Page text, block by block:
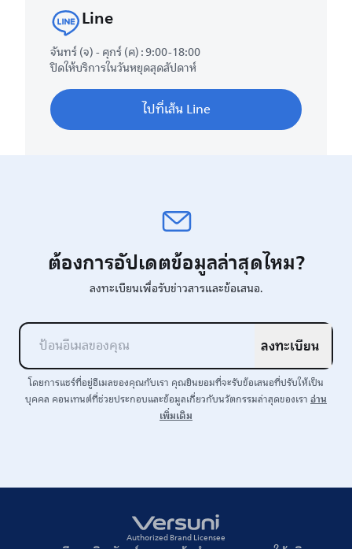
Line
จันทร์ (จ) - ศุกร์ (ศ) : 9:00-18:00
ปิดให้บริการในวันหยุดสุดสัปดาห์
ไปที่เส้น Line
ต้องการอัปเดตข้อมูลล่าสุดไหม?
ลงทะเบียนเพื่อรับข่าวสารและข้อเสนอ.
ลงทะเบียน
โดยการแชร์ที่อยู่อีเมลของคุณกับเรา คุณยินยอมที่จะรับข้อเสนอที่ปรับให้เป็น
บุคคล คอนเทนต์ที่ช่วยประกอบและข้อมูลเกี่ยวกับนวัตกรรมล่าสุดของเราอ่าน
เพิ่มเติม
Authorized Brand Licensee